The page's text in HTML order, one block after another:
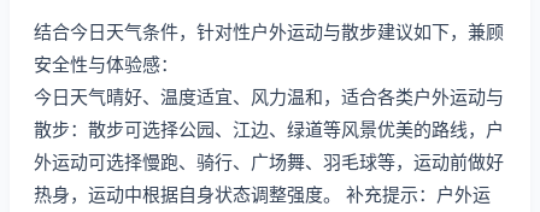
结合今日天气条件，针对性户外运动与散步建议如下，兼顾
安全性与体验感：
今日天气晴好、温度适宜、风力温和，适合各类户外运动与
散步：散步可选择公园、江边、绿道等风景优美的路线，户
外运动可选择慢跑、骑行、广场舞、羽毛球等，运动前做好
热身，运动中根据自身状态调整强度。 补充提示：户外运